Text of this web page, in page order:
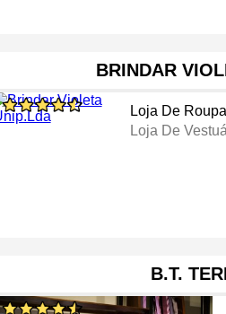
BRINDAR
Loja De Roupa
Loja De
B.T.